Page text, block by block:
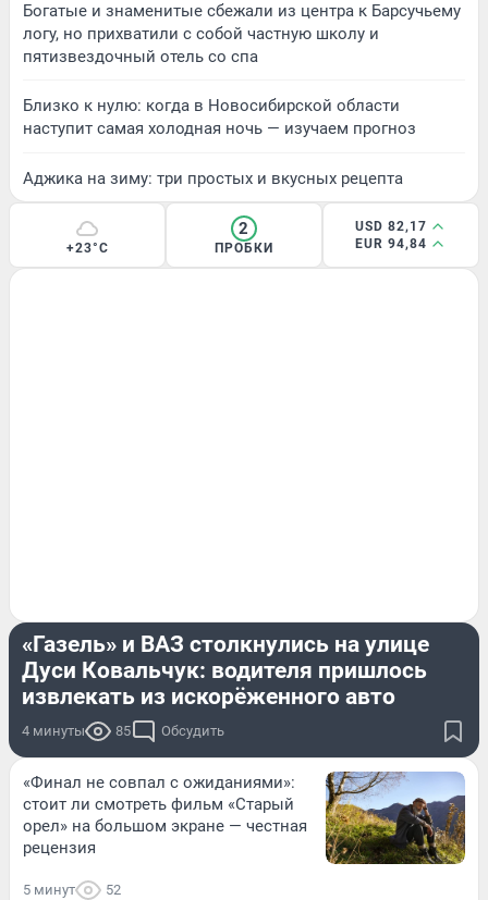
Богатые и знаменитые сбежали из центра к Барсучьему
логу, но прихватили с собой частную школу и
пятизвездочный отель со спа
Близко к нулю: когда в Новосибирской области
наступит самая холодная ночь — изучаем прогноз
Аджика на зиму: три простых и вкусных рецепта
+23°C
2
ПРОБКИ
USD 82,17
EUR 94,84
«Газель» и ВАЗ столкнулись на улице
Дуси Ковальчук: водителя пришлось
извлекать из искорёженного авто
4 минуты 85 Обсудить
«Финал не совпал с ожиданиями»:
стоит ли смотреть фильм «Старый
орел» на большом экране — честная
рецензия
5 минут 52